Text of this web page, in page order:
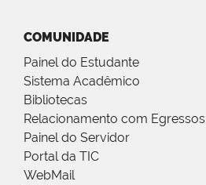
COMUNIDADE
Painel do Estudante
Sistema Acadêmico
Bibliotecas
Relacionamento com Egressos
Painel do Servidor
Portal da TIC
WebMail